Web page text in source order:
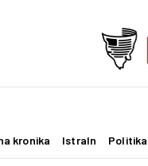
kronika IstraIn Politika